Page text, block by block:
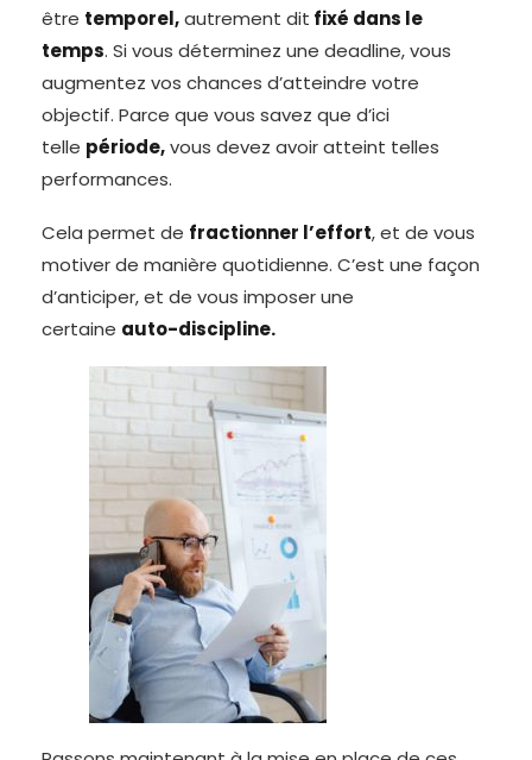
être temporel,autrement dit fixé dans le
temps. Si vous déterminez une deadline, vous
augmentez vos chances d’atteindre votre
objectif. Parce que vous savez que d’ici
telle période,vous devez avoir atteint telles
performances.
Cela permet de fractionner l’effort, et de vous
motiver de manière quotidienne. C’est une façon
d’anticiper, et de vous imposer une
certaine auto-discipline.